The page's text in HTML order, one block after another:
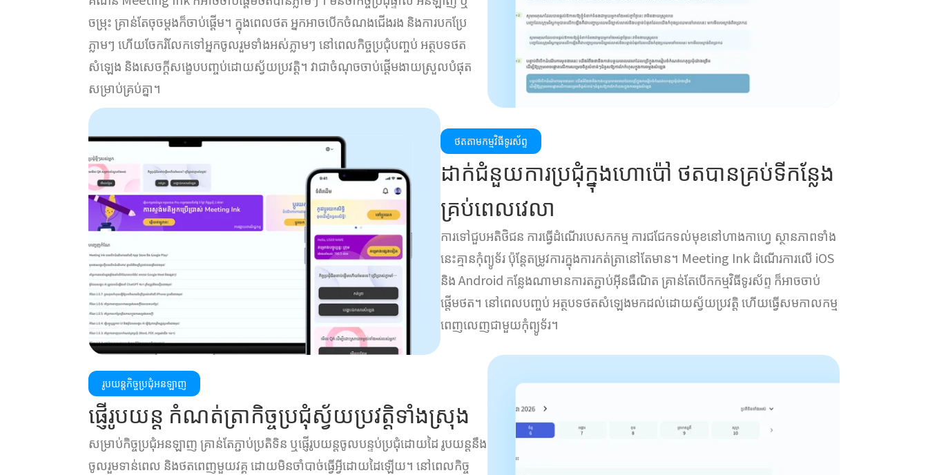
ចម្រុះ គ្រាន់តែចុចម្តងក៏ចាប់ផ្តើម។ ក្នុងពេលថត អ្នកអាចបើកចំណងជើងរង និងការបកប្រែ
ភ្លាមៗ ហើយចែករំលែកទៅអ្នកចូលរួមទាំងអស់ភ្លាមៗ នៅពេលកិច្ចប្រជុំបញ្ចប់ អត្ថបទថត
សំឡេង និងសេចក្តីសង្ខេបបញ្ចប់ដោយស្វ័យប្រវត្តិ។ វាជាចំណុចចាប់ផ្តើមងាយស្រួលបំផុត
សម្រាប់គ្រប់គ្នា។
ថតតាមកម្មវិធីទូរស័ព្ទ
ដាក់ជំនួយការប្រជុំក្នុងហោប៉ៅ ថតបានគ្រប់ទីកន្លែង
គ្រប់ពេលវេលា
ការទៅជួបអតិថិជន ការធ្វើដំណើរបេសកកម្ម ការជជែកទល់មុខនៅហាងកាហ្វេ ស្ថានភាពទាំង
នេះគ្មានកុំព្យូទ័រ ប៉ុន្តែតម្រូវការក្នុងការកត់ត្រានៅតែមាន។ Meeting Ink ដំណើរការលើ iOS
និង Android កន្លែងណាមានការតភ្ជាប់អ៊ីនធឺណិត គ្រាន់តែបើកកម្មវិធីទូរស័ព្ទ ក៏អាចចាប់
ផ្តើមថត។ នៅពេលបញ្ចប់ អត្ថបទថតសំឡេងមកដល់ដោយស្វ័យប្រវត្តិ ហើយធ្វើសមកាលកម្ម
ពេញលេញជាមួយកុំព្យូទ័រ។
រូបយន្តកិច្ចប្រជុំអនឡាញ
ផ្ញើរូបយន្ត កំណត់ត្រាកិច្ចប្រជុំស្វ័យប្រវត្តិទាំងស្រុង
សម្រាប់កិច្ចប្រជុំអនឡាញ គ្រាន់តែភ្ជាប់ប្រតិទិន ឬផ្ញើរូបយន្តចូលបន្ទប់ប្រជុំដោយដៃ រូបយន្តនឹង
ចូលរួមទាន់ពេល និងថតពេញមួយវគ្គ ដោយមិនចាំបាច់ធ្វើអ្វីដោយដៃឡើយ។ នៅពេលកិច្ច